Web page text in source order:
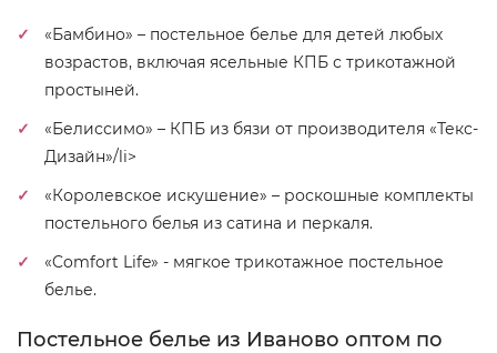
«Бамбино» – постельное белье для детей любых
возрастов, включая ясельные КПБ с трикотажной
простыней.
«Белиссимо» – КПБ из бязи от производителя «Текс-
Дизайн»/li>
«Королевское искушение» – роскошные комплекты
постельного белья из сатина и перкаля.
«Comfort Life» - мягкое трикотажное постельное
белье.
Постельное белье из Иваново оптом по